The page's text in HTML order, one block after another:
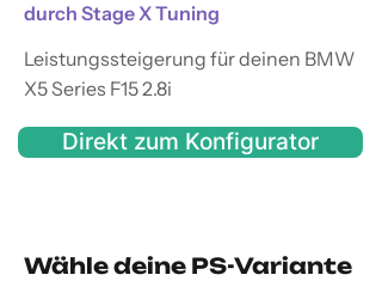
durch Stage X Tuning
Leistungssteigerung für deinen BMW
X5 Series F15 2.8i
Direkt zum Konfigurator
Wähle deine PS-Variante